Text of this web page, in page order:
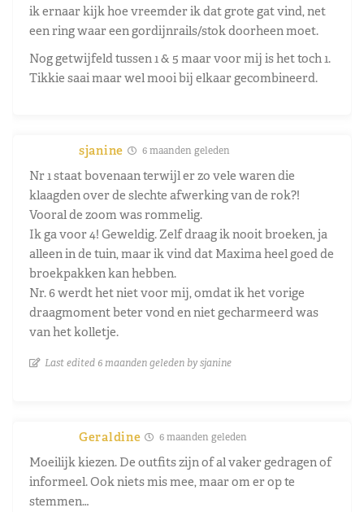
ik ernaar kijk hoe vreemder ik dat grote gat vind, net
een ring waar een gordijnrails/stok doorheen moet.
Nog getwijfeld tussen 1 & 5 maar voor mij is het toch 1.
Tikkie saai maar wel mooi bij elkaar gecombineerd.
sjanine 6 maanden geleden
Nr 1 staat bovenaan terwijl er zo vele waren die
klaagden over de slechte afwerking van de rok?!
Vooral de zoom was rommelig.
Ik ga voor 4! Geweldig. Zelf draag ik nooit broeken, ja
alleen in de tuin, maar ik vind dat Maxima heel goed de
broekpakken kan hebben.
Nr. 6 werdt het niet voor mij, omdat ik het vorige
draagmoment beter vond en niet gecharmeerd was
van het kolletje.
Last edited 6 maanden geleden by sjanine
Geraldine 6 maanden geleden
Moeilijk kiezen. De outfits zijn of al vaker gedragen of
informeel. Ook niets mis mee, maar om er op te
stemmen…